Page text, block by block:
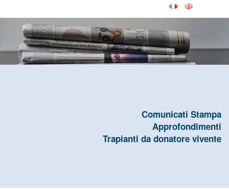
Comunicati Stampa
Approfondimenti
Trapianti da donatore vivente